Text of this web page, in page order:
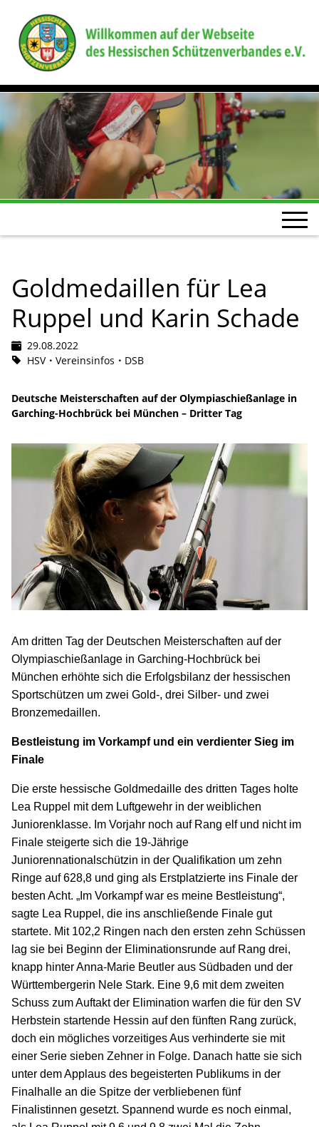
Goldmedaillen für Lea
Ruppel und Karin Schade
29.08.2022
HSV
Vereinsinfos DSB
Deutsche Meisterschaften auf der Olympiaschießanlage in
Garching-Hochbrück bei München – Dritter Tag
Am dritten Tag der Deutschen Meisterschaften auf der
Olympiaschießanlage in Garching-Hochbrück bei
München erhöhte sich die Erfolgsbilanz der hessischen
Sportschützen um zwei Gold-, drei Silber- und zwei
Bronzemedaillen.
Bestleistung im Vorkampf und ein verdienter Sieg im
Finale
Die erste hessische Goldmedaille des dritten Tages holte
Lea Ruppel mit dem Luftgewehr in der weiblichen
Juniorenklasse. Im Vorjahr noch auf Rang elf und nicht im
Finale steigerte sich die 19-Jährige
Juniorennationalschützin in der Qualifikation um zehn
Ringe auf 628,8 und ging als Erstplatzierte ins Finale der
besten Acht. „Im Vorkampf war es meine Bestleistung“,
sagte Lea Ruppel, die ins anschließende Finale gut
startete. Mit 102,2 Ringen nach den ersten zehn Schüssen
lag sie bei Beginn der Eliminationsrunde auf Rang drei,
knapp hinter Anna-Marie Beutler aus Südbaden und der
Württembergerin Nele Stark. Eine 9,6 mit dem zweiten
Schuss zum Auftakt der Elimination warfen die für den SV
Herbstein startende Hessin auf den fünften Rang zurück,
doch ein mögliches vorzeitiges Aus verhinderte sie mit
einer Serie sieben Zehner in Folge. Danach hatte sie sich
unter dem Applaus des begeisterten Publikums in der
Finalhalle an die Spitze der verbliebenen fünf
Finalistinnen gesetzt. Spannend wurde es noch einmal,